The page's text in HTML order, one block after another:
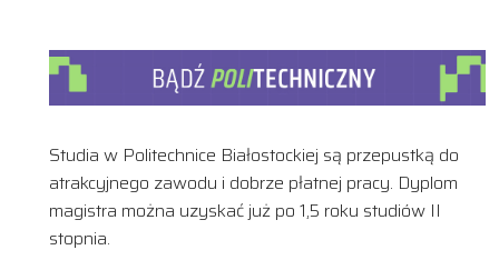
Studia w Politechnice Białostockiej są przepustką do
atrakcyjnego zawodu i dobrze płatnej pracy. Dyplom
magistra można uzyskać już po 1,5 roku studiów II
stopnia.